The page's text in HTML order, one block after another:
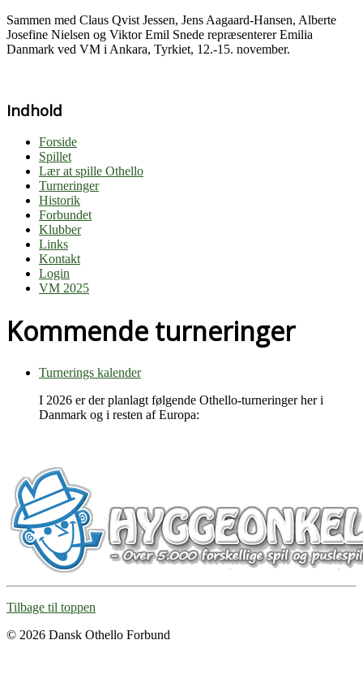
Sammen med Claus Qvist Jessen, Jens Aagaard-Hansen, Alberte
Josefine Nielsen og Viktor Emil Snede repræsenterer Emilia
Danmark ved VM i Ankara, Tyrkiet, 12.-15. november.
Indhold
Forside
Spillet
Lær at spille Othello
Turneringer
Historik
Forbundet
Klubber
Links
Kontakt
Login
VM 2025
Kommende turneringer
Turnerings kalender
I 2026 er der planlagt følgende Othello-turneringer her i
Danmark og i resten af Europa:
Tilbage til toppen
© 2026 Dansk Othello Forbund